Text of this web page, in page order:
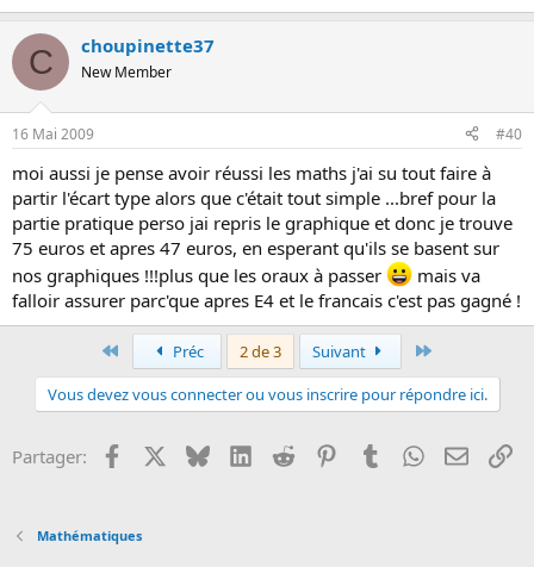
C choupinette37
New Member
16 Mai 2009 #40
moi aussi je pense avoir réussi les maths j'ai su tout faire à
partir l'écart type alors que c'était tout simple ...bref pour la
partie pratique perso jai repris le graphique et donc je trouve
75 euros et apres 47 euros, en esperant qu'ils se basent sur
nos graphiques !!!plus que les oraux à passer
mais va
falloir assurer parc'que apres E4 et le francais c'est pas gagné !
PremierPréc 2 de 3 Suivant
Vous devez vous connecter ou vous inscrire pour répondre ici.
Partager: Facebook BlueskyLinkedInReddit PinterestTumblrWhatsApp
Email
Mathématiques